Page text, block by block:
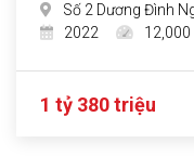
Số 2 Dương Đình
2022
12,000
1 tỷ 380 triệu